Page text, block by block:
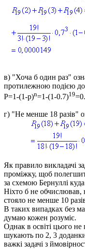
в) "Хоча б один раз"
протилежною подією
P=1-(1-p)n=1-(1-0.7)19
г) "Не менше 18 разів"
Як правило викладачі
проміжку, щоб
за схемою Бернуллі
Ніхто б не обчислював,
стояло не менше 10
В таких випадках без
думаю кожен розуміє.
Однак в освіті цього не
шукають по 2, 3
важкі задачі з